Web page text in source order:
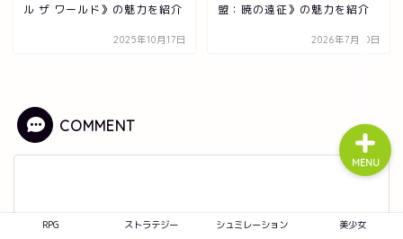
ル ザ ワールド》の魅力を紹介
2025年10月17日
盟：暁の遠征》の魅力を紹介
2026年7月30日
COMMENT
RPG ストラテジー シュミレーション 美少女
MENU
シュミレーション